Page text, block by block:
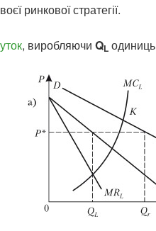
ринкової стратегії.
, виробляючи QL одиниць